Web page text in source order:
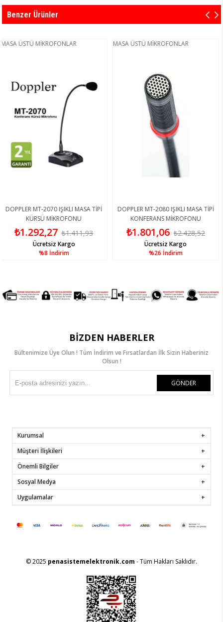
Benzer Ürünler
MİKROFONLAR
MT-2070 IŞIKLI MASA TİPİ
KÜRSÜ MİKROFONU
₺1.411,93
İndirim
Ücretsiz Kargo
MASA ÜSTÜ MİKROFONLAR
DOPPLER MT-2080 IŞIKLI MASA TİPİ
KONFERANS MİKROFONU
₺1.801,06 ₺2.428,52
İndirim
Ücretsiz Kargo
RS
BIZDEN HABERLER
Bültenimize Üye Olun ! Tüm İndirim ve Fırsatlardan İlk Sizin Haberiniz
Olsun !
GÖNDER
Kurumsal
Müşteri İlişkileri
Önemli Bilgiler
Sosyal Medya
Uygulamalar
© 2025 penasistemelektronik.com - Tüm Hakları Saklıdır.